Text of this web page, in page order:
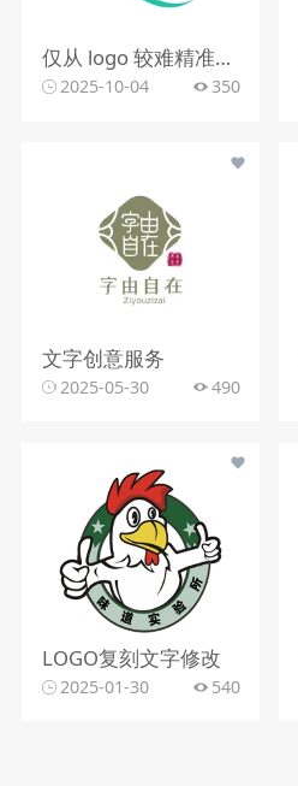
仅从 logo 较难精准判断行业。该 logo 含动感图形，文字有 “精雕每一个空间”，可能与室内装修、空间设计、建筑装饰等行业相关，但因信息有限，无法确切判定所属行业。
2025-10-04 350
文字创意服务
2025-05-30 490
LOGO复刻文字修改
2025-01-30 540